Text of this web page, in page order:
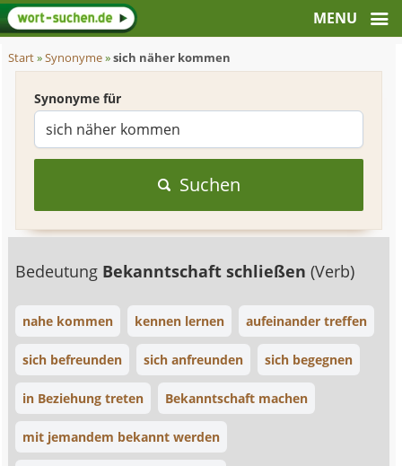
Start»Synonyme»sich näher kommen
Synonyme für
Suchen
Bedeutung Bekanntschaft schließen(Verb)
nahe kommen kennen lernen aufeinander treffen
sich befreunden sich anfreunden sich begegnen
in Beziehung treten Bekanntschaft machen
mit jemandem bekannt werden